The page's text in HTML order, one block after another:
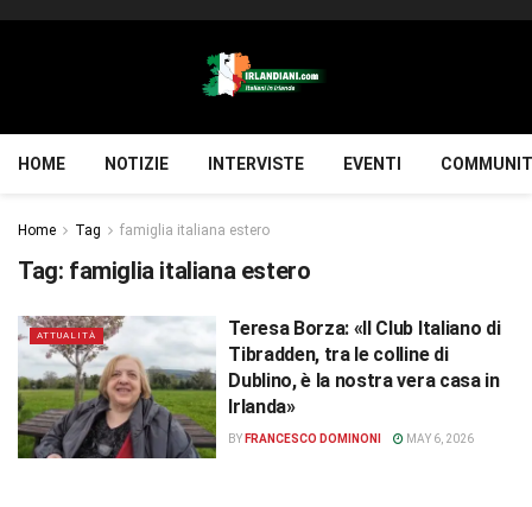
HOME NOTIZIE INTERVISTE EVENTI
Home Tag famiglia italiana estero
Tag: famiglia italiana estero
ATTUALITÀ
Teresa Borza: «Il Club Italiano di
Tibradden, tra le colline di
Dublino, è la nostra vera casa in
Irlanda»
BY FRANCESCO DOMINONI MAY 6, 2026